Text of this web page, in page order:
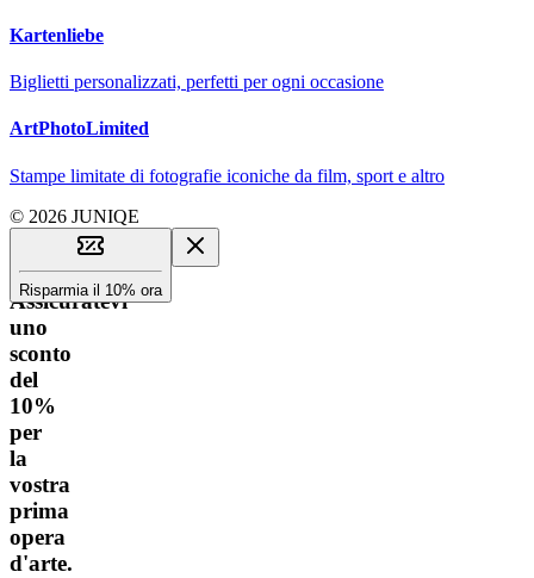
Kartenliebe
Biglietti personalizzati, perfetti per ogni occasione
ArtPhotoLimited
Stampe limitate di fotografie iconiche da film, sport e altro
© 2026 JUNIQE
Assicuratevi
uno
sconto
del
10%
per
la
vostra
prima
opera
d'arte.
Risparmia il 10% ora